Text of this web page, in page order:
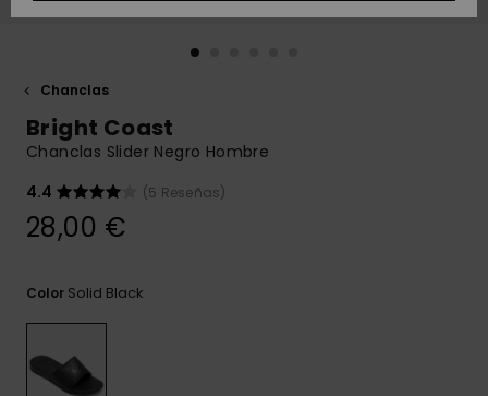
más rápida a
Encuentra
respuestas a
las preguntas
Chanclas
Bright Coast
Chanclas Slider Negro Hombre
4.4
(5 Reseñas)
28,00 €
Color Solid Black